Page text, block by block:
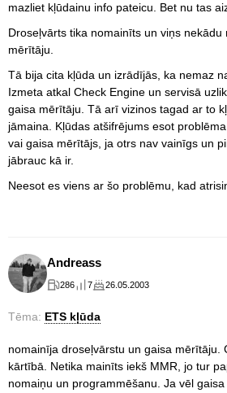
mazliet kļūdainu info pateicu. Bet nu tas
Droseļvārts tika nomainīts un viņs nekādu
mērītāju.
Tā bija cita kļūda un izrādījās, ka nemaz
Izmeta atkal Check Engine un servisā
gaisa mērītāju. Tā arī vizinos tagad ar to
jāmaina. Kļūdas atšifrējums esot
vai gaisa mērītājs, ja otrs nav vainīgs un
jābrauc kā ir.
Neesot es viens ar šo problēmu, kad
Andreass
286 7 26.05.2003
Tēma: ETS kļūda
nomainīja droseļvārstu un gaisa mērītāju.
kārtībā. Netika mainīts iekš MMR, jo tur
nomaiņu un programmēšanu. Ja vēl